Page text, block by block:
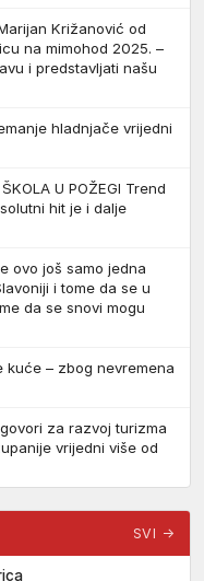
Križanović od
na mimohod 2025. –
i predstavljati našu
hladnjače vrijedni
ŠKOLA U POŽEGI Trend
hit je i dalje
ovo još samo jedna
i tome da se u
da se snovi mogu
kuće – zbog nevremena
za razvoj turizma
vrijedni više od
SVI →